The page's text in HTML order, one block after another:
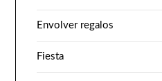
Envolver regalos
Fiesta